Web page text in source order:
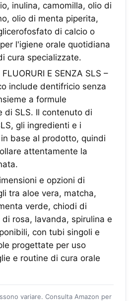
inulina, camomilla, olio di
olio di menta piperita,
di calcio o
l'igiene orale quotidiana
cura specializzate.
E SENZA SLS –
include dentifricio senza
a formule
di SLS. Il contenuto di
gli ingredienti e i
base al prodotto, quindi
attentamente la
e opzioni di
tra aloe vera, matcha,
verde, chiodi di
rosa, lavanda, spirulina e
con tubi singoli e
progettate per uso
e routine di cura orale
variare. Consulta Amazon per